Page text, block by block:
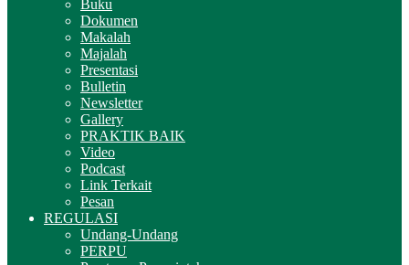
Buku
Dokumen
Makalah
Majalah
Presentasi
Bulletin
Newsletter
Gallery
PRAKTIK BAIK
Video
Podcast
Link Terkait
Pesan
REGULASI
Undang-Undang
PERPU